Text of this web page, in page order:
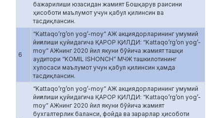
бажарилиши юзасидан жамият Бошқарув раисини
ҳисоботи маълумот учун қабул қилинсин ва
тасдиқлансин.
6
“Kattaqo’rg’on yog’-moy” АЖ акциядорларининг умумий
йиғилиши қуйидагича ҚАРОР ҚИЛДИ: “Kattaqo’rg’on yog’-
moy” АЖнинг 2020 йил якуни бўйича жамият ташқи
аудитори “KOMIL ISHONCH” МЧЖ ташкилотининг
хулосаси маълумот учун қабул қилинсин ҳамда
тасдиқлансин.
“Kattaqo’rg’on yog’-moy” АЖ акциядорларининг умумий
йиғилиши қуйидагича ҚАРОР ҚИЛДИ: “Kattaqo’rg’on yog’-
moy” АЖнинг 2020 йил якуни бўйича жамият
бухгалтерлик баланси, фойда ва зарарлар ҳисоботи